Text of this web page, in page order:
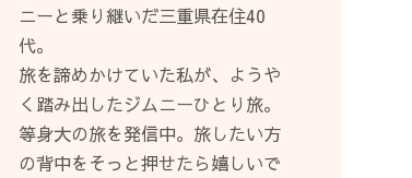
ニーと乗り継いだ三重県在住40
代。
旅を諦めかけていた私が、ようや
く踏み出したジムニーひとり旅。
等身大の旅を発信中。旅したい方
の背中をそっと押せたら嬉しいで